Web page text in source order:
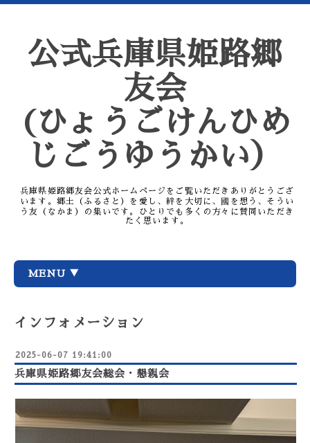
公式兵庫県姫路郷
友会
(ひょうごけんひめ
じごうゆうかい）
兵庫県姫路郷友会公式ホームページをご覧いただきありがとうござ
います。郷土（ふるさと）を愛し、絆を大切に、國を想う、そうい
う友（なかま）の集いです。ひとりでも多くの方々に賛同いただき
たく思います。
MENU ▼
インフォメーション
2025-06-07 19:41:00
兵庫県姫路郷友会総会・懇親会